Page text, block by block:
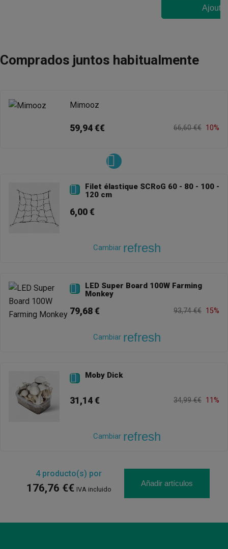
Comprados juntos habitualmente
Mimooz
59,94 €€ 66,60 €€ 10%

Filet élastique SCRoG 60 - 80 - 100 -
120 cm
6,00 €
Cambiar refresh

LED Super Board 100W Farming
Monkey
79,68 € 93,74 €€ 15%
Cambiar refresh
 Moby Dick
31,14 € 34,99 €€ 11%
Cambiar refresh
4producto(s) por
176,76 €€ IVA incluido
Añadir artículos